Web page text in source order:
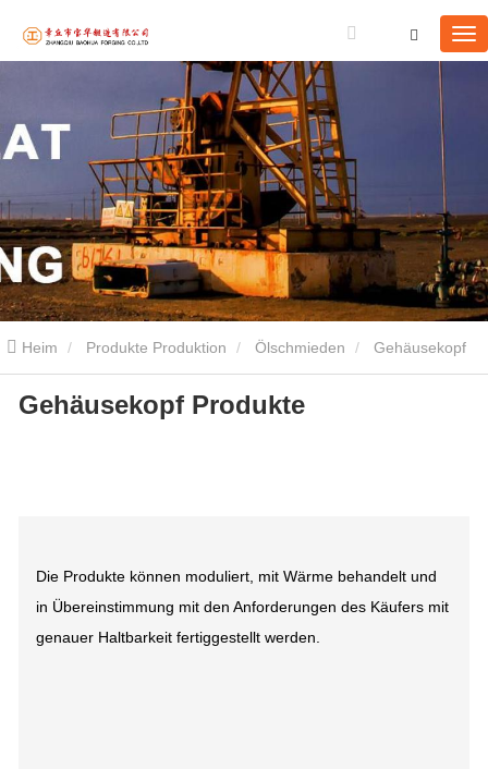
Heim Produkte Produktion Ölschmieden
Produkte
Gehäusekopf Produkte
Die Produkte können moduliert, mit Wärme behandelt und
in Übereinstimmung mit den Anforderungen des Käufers mit
genauer Haltbarkeit fertiggestellt werden.